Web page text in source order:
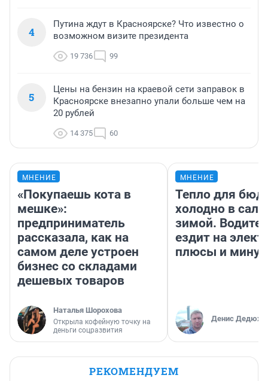
4
Путина ждут в Красноярске? Что известно о
возможном визите президента
19 736 99
5
Цены на бензин на краевой сети заправок в
Красноярске внезапно упали больше чем на
20 рублей
14 375 60
МНЕНИЕ
«Покупаешь кота в
мешке»:
предприниматель
рассказала, как на
самом деле устроен
бизнес со складами
дешевых товаров
Наталья Шорохова
Открыла кофейную точку на
деньги соцразвития
МНЕНИЕ
Тепло для
холодно в
зимой.
ездит на
плюсы и
Денис
РЕКОМЕНДУЕМ